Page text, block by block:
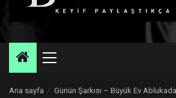
Primary
Ana sayfa Günün Şarkısı – Büyük Ev